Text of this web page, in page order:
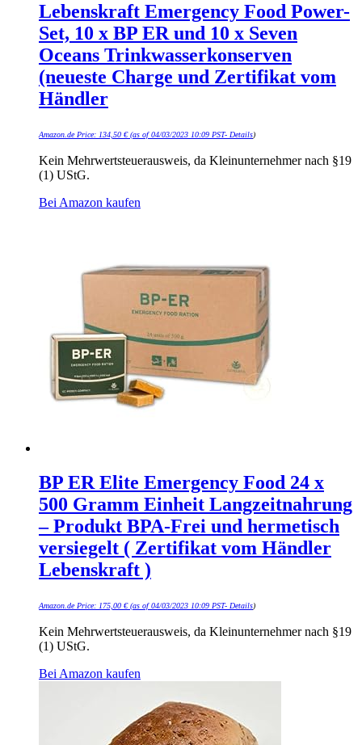
Lebenskraft Emergency Food Power-
Set, 10 x BP ER und 10 x Seven
Oceans Trinkwasserkonserven
(neueste Charge und Zertifikat vom
Händler
Amazon.de Price: 134,50 €(as of 04/03/2023 10:09 PST- Details)
Kein Mehrwertsteuerausweis, da Kleinunternehmer nach §19
(1) UStG.
Bei Amazon kaufen
BP ER Elite Emergency Food 24 x
500 Gramm Einheit Langzeitnahrung
– Produkt BPA-Frei und hermetisch
versiegelt ( Zertifikat vom Händler
Lebenskraft )
Amazon.de Price: 175,00 €(as of 04/03/2023 10:09 PST- Details)
Kein Mehrwertsteuerausweis, da Kleinunternehmer nach §19
(1) UStG.
Bei Amazon kaufen